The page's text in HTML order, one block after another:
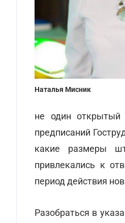
Наталья Мисник
не один открытый
предписаний
какие размеры
привлекались к
период действия
Разобраться в